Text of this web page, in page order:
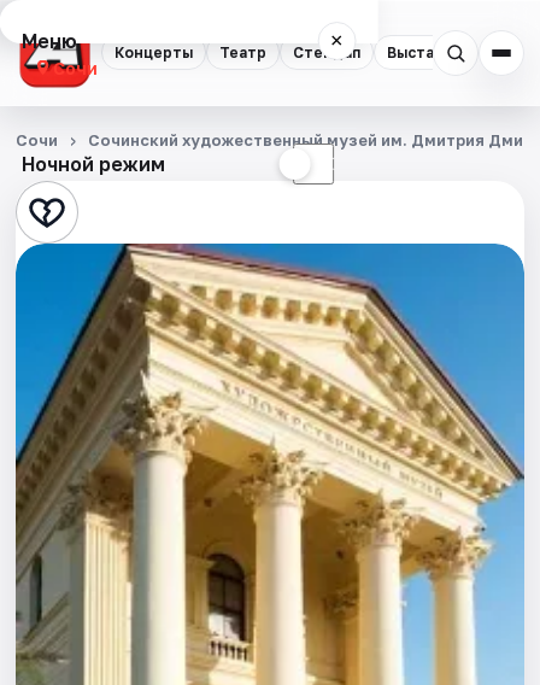
Концерты Театр Стендап Выставки
Меню ×
Сочи
Концерты
Театр
Стендап
Выставки
Квесты
Экскурсии
Спорт
События
Города
Площадки
Ночной режим ☾
Сочи Сочинский художественный музей им. Дмитрия